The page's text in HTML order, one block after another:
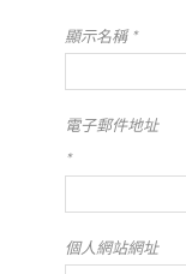
顯示名稱*
電子郵件地址
*
個人網站網址